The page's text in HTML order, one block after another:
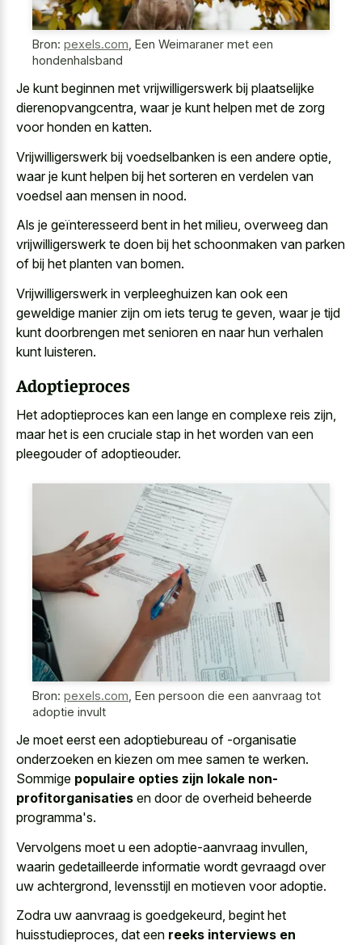
Bron: pexels.com Een Weimaraner met een
hondenhalsband
Je kunt beginnen met vrijwilligerswerk bij plaatselijke
dierenopvangcentra, waar je kunt helpen met de zorg
voor honden en katten.
Vrijwilligerswerk bij voedselbanken is een andere optie,
waar je kunt helpen bij het sorteren en verdelen van
voedsel aan mensen in nood.
Als je geïnteresseerd bent in het milieu, overweeg dan
vrijwilligerswerk te doen bij het schoonmaken van parken
of bij het planten van bomen.
Vrijwilligerswerk in verpleeghuizen kan ook een
geweldige manier zijn om iets terug te geven, waar je tijd
kunt doorbrengen met senioren en naar hun verhalen
kunt luisteren.
Adoptieproces
Het adoptieproces kan een lange en complexe reis zijn,
maar het is een cruciale stap in het worden van een
pleegouder of adoptieouder.
Bron: pexels.com Een persoon die een aanvraag tot
adoptie invult
Je moet eerst een adoptiebureau of -organisatie
onderzoeken en kiezen om mee samen te werken.
Sommige populaire opties zijn lokale non-
profitorganisaties en door de overheid beheerde
programma's.
Vervolgens moet u een adoptie-aanvraag invullen,
waarin gedetailleerde informatie wordt gevraagd over
uw achtergrond, levensstijl en motieven voor adoptie.
Zodra uw aanvraag is goedgekeurd, begint het
huisstudieproces, dat een reeks interviews en